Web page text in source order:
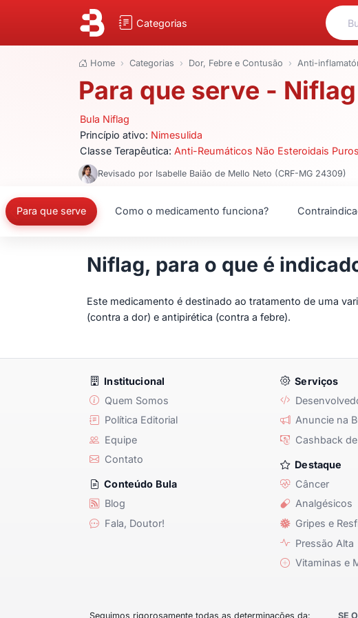
Categorias
Home Categorias Dor, Febre e Contusão Anti-
Para que serve - Niflag
Bula Niflag
Princípio ativo: Nimesulida
Classe Terapêutica: Anti-Reumáticos Não Esteroidais Puros
Revisado por Isabelle Baião de Mello Neto (CRF-MG 24309)
Para que serve Como o medicamento funciona?
Niflag, para o que é
Este medicamento é destinado ao tratamento de uma
(contra a dor) e antipirética (contra a febre).
Institucional
Quem Somos
Política Editorial
Equipe
Contato
Conteúdo Bula
Blog
Fala, Doutor!
Serviços
Anuncie na
Cashback
Destaque
Câncer
Analgésicos
Gripes e
Pressão Alta
Vitaminas e
Seguimos rigorosamente todas as determinações da: SE